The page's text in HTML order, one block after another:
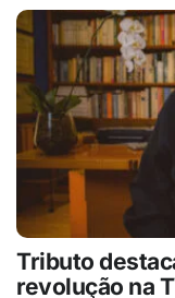
Tributo
revolução na